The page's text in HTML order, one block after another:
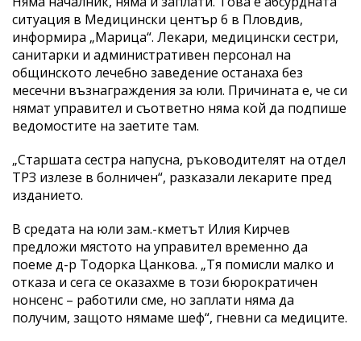
ситуация в Медицински център 6 в Пловдив,
информира „Марица“. Лекари, медицински сестри,
санитарки и административен персонал на
общинското лечебно заведение останаха без
месечни възнаграждения за юли. Причината е, че си
нямат управител и съответно няма кой да подпише
ведомостите на заетите там.
„Старшата сестра напусна, ръководителят на отдел
ТРЗ излезе в болничен“, разказали лекарите пред
изданието.
В средата на юли зам.-кметът Илия Кирчев
предложи мястото на управител временно да
поеме д-р Тодорка Цанкова. „Тя помисли малко и
отказа и сега се оказахме в този бюрократичен
нонсенс – работили сме, но заплати няма да
получим, защото нямаме шеф“, гневни са медиците.